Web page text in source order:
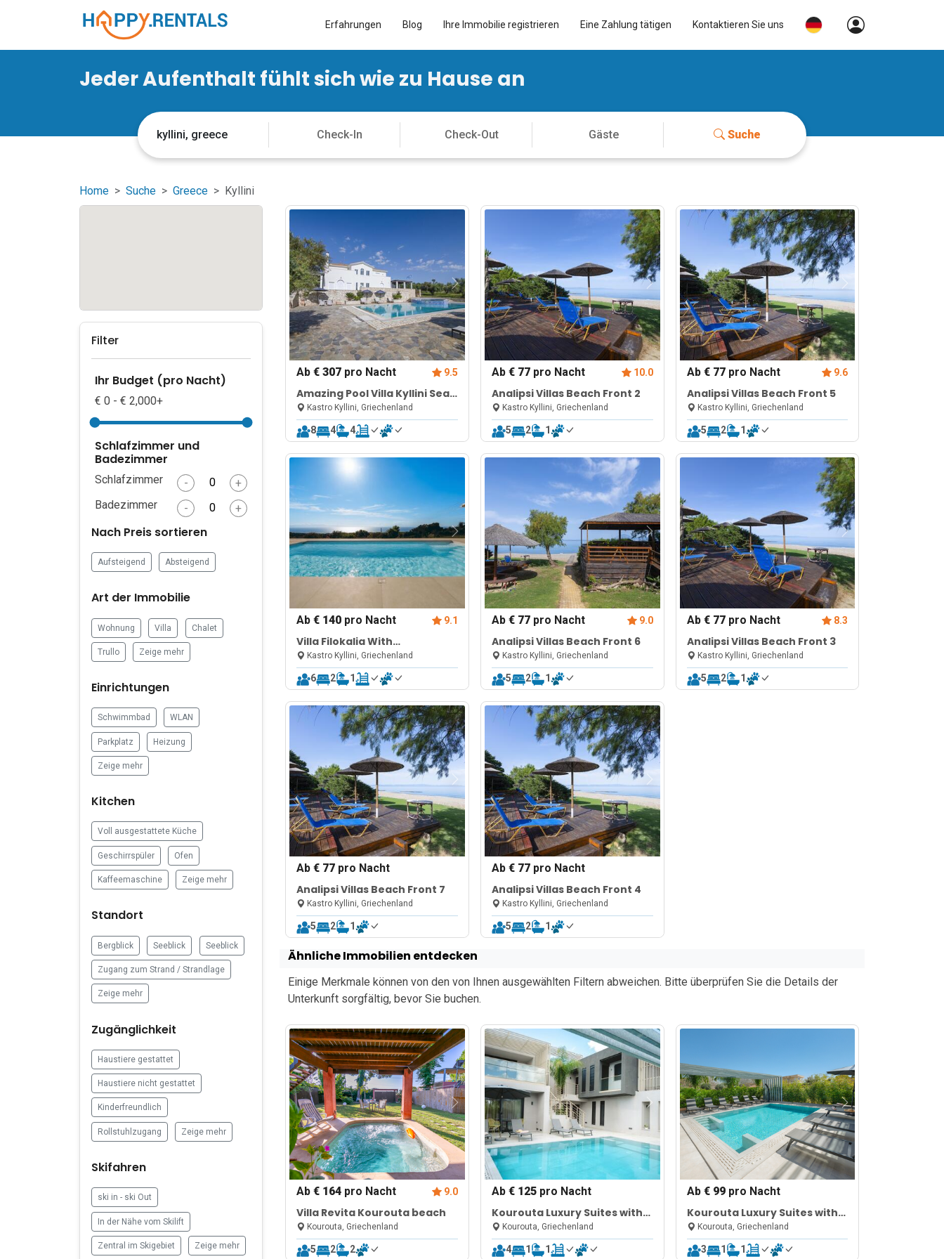
Erfahrungen Blog Ihre Immobilie registrieren Eine Zahlung tätigen Kontaktieren Sie uns
Jeder Aufenthalt fühlt sich wie zu Hause an
Suche
Home Suche Greece Kyllini
Filter
Ihr Budget (pro Nacht)
€ 0 - € 2,000+
Schlafzimmer und
Badezimmer
Schlafzimmer -
+
Badezimmer
- +
Nach Preis sortieren
Aufsteigend Absteigend
Art der Immobilie
Wohnung Villa Chalet
Trullo Zeige mehr
Einrichtungen
Schwimmbad WLAN
Parkplatz Heizung
Zeige mehr
Kitchen
Voll ausgestattete Küche
Geschirrspüler Ofen
Kaffeemaschine Zeige mehr
Standort
Bergblick Seeblick Seeblick
Zugang zum Strand / Strandlage
Zeige mehr
Zugänglichkeit
Haustiere gestattet
Haustiere nicht gestattet
Kinderfreundlich
Rollstuhlzugang Zeige mehr
Skifahren
ski in - ski Out
In der Nähe vom Skilift
Zentral im Skigebiet Zeige mehr
Ab€ 307 pro Nacht 9.5
Amazing Pool Villa Kyllini Sea
View
Kastro Kyllini, Griechenland
8 4 4
Ab € 77pro Nacht 10.0
Analipsi Villas Beach Front 2
Kastro Kyllini, Griechenland
5 2 1
Ab € 77pro Nacht 9.6
Analipsi Villas Beach Front 5
Kastro Kyllini, Griechenland
5 2 1
Ab€ 140 pro Nacht 9.1
Villa Filokalia With
Exceptional View
Kastro Kyllini, Griechenland
6 2 1
Ab € 77pro Nacht 9.0
Analipsi Villas Beach Front 6
Kastro Kyllini, Griechenland
5 2 1
Ab € 77pro Nacht 8.3
Analipsi Villas Beach Front 3
Kastro Kyllini, Griechenland
5 2 1
Ab€ 77 pro Nacht
Analipsi Villas Beach Front 7
Kastro Kyllini, Griechenland
5 2 1
Ab € 77pro Nacht
Analipsi Villas Beach Front 4
Kastro Kyllini, Griechenland
5 2 1
Ähnliche Immobilien entdecken
Einige Merkmale können von den von Ihnen ausgewählten Filtern abweichen. Bitte überprüfen Sie die Details der
Unterkunft sorgfältig, bevor Sie buchen.
Ab€ 164 pro Nacht 9.0
Villa Revita Kourouta beach
Kourouta, Griechenland
5 2 2
Ab € 125pro Nacht
Kourouta Luxury Suites with
Pool nr4
Kourouta, Griechenland
4 1 1
Ab € 99pro Nacht
Kourouta Luxury Suites with
Pool nr3
Kourouta, Griechenland
3 1 1